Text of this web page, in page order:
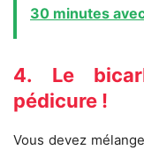
30 minutes
4. Le
pédicure !
Vous devez